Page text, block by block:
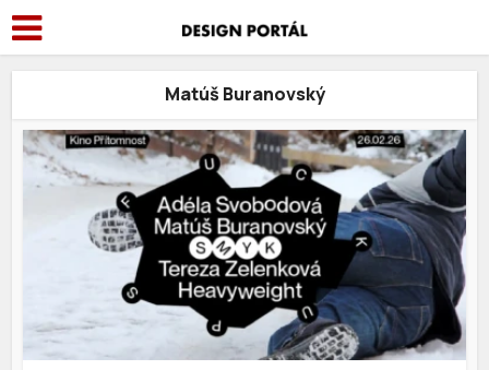
Matúš Buranovský